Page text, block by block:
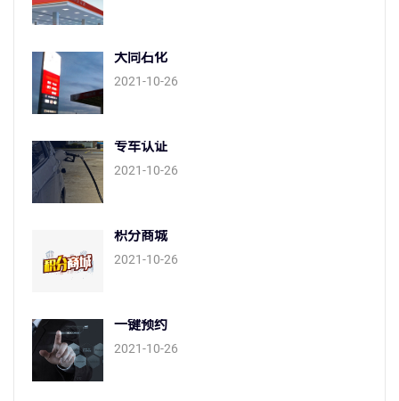
大同石化
2021-10-26
专车认证
2021-10-26
积分商城
2021-10-26
一键预约
2021-10-26